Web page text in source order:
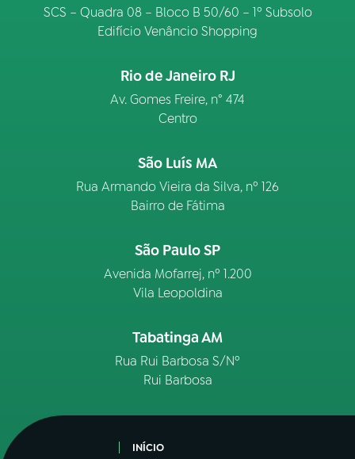
SCS – Quadra 08 – Bloco B 50/60 – 1º Subsolo
Edifício Venâncio Shopping
Rio de Janeiro RJ
Av. Gomes Freire, n° 474
Centro
São Luís MA
Rua Armando Vieira da Silva, nº 126
Bairro de Fátima
São Paulo SP
Avenida Mofarrej, nº 1.200
Vila Leopoldina
Tabatinga AM
Rua Rui Barbosa S/Nº
Rui Barbosa
INÍCIO